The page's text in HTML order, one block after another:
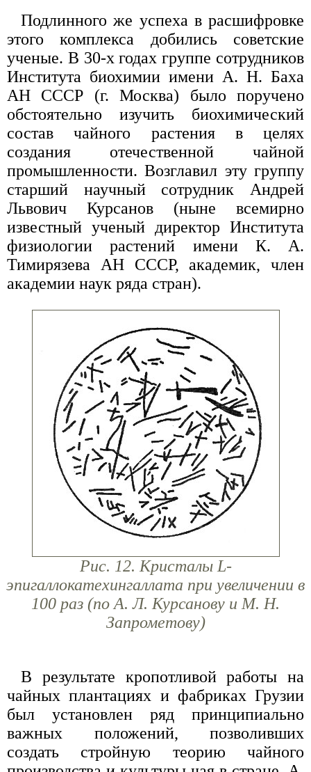
Подлинного же успеха в расшифровке
этого комплекса добились советские
ученые. В 30-х годах группе сотрудников
Института биохимии имени А. Н. Баха
АН СССР (г. Москва) было поручено
обстоятельно изучить биохимический
состав чайного растения в целях
создания отечественной чайной
промышленности. Возглавил эту группу
старший научный сотрудник Андрей
Львович Курсанов (ныне всемирно
известный ученый директор Института
физиологии растений имени К. А.
Тимирязева АН СССР, академик, член
академии наук ряда стран).
Рис. 12. Кристалы L-
эпигаллокатехингаллата при увеличении в
100 раз (по A. Л. Курсанову и М. Н.
Запрометову)
В результате кропотливой работы на
чайных плантациях и фабриках Грузии
был установлен ряд принципиально
важных положений, позволивших
создать стройную теорию чайного